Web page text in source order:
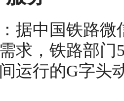
据中国铁路
求，铁路部门
运行的G字头